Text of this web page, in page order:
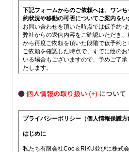
●個人情報の取り扱い について